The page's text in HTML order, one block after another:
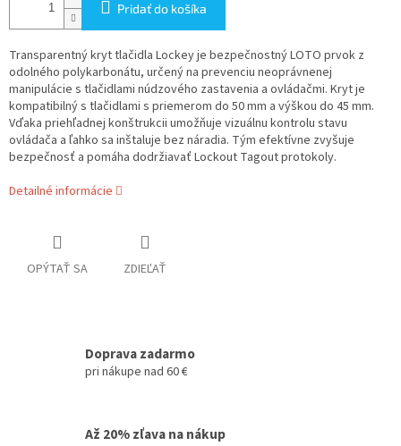
Pridať do košíka
Transparentný kryt tlačidla Lockey je bezpečnostný LOTO prvok z
odolného polykarbonátu, určený na prevenciu neoprávnenej
manipulácie s tlačidlami núdzového zastavenia a ovládačmi. Kryt je
kompatibilný s tlačidlami s priemerom do 50 mm a výškou do 45 mm.
Vďaka priehľadnej konštrukcii umožňuje vizuálnu kontrolu stavu
ovládača a ľahko sa inštaluje bez náradia. Tým efektívne zvyšuje
bezpečnosť a pomáha dodržiavať Lockout Tagout protokoly.
Detailné informácie
OPÝTAŤ SA ZDIEĽAŤ
Doprava zadarmo
pri nákupe nad 60 €
Až 20% zľava na nákup